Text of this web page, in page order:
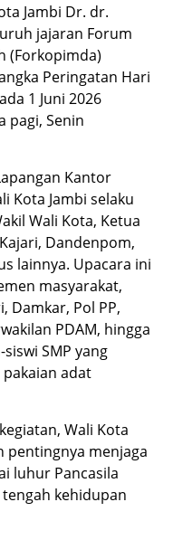
Jambi Dr. dr.
jajaran Forum
(Forkopimda)
Peringatan Hari
1 Juni 2026
pagi, Senin
Kantor
Kota Jambi selaku
Wali Kota, Ketua
Dandenpom,
lainnya. Upacara ini
masyarakat,
Damkar, Pol PP,
PDAM, hingga
SMP yang
adat
Wali Kota
pentingnya menjaga
luhur Pancasila
kehidupan